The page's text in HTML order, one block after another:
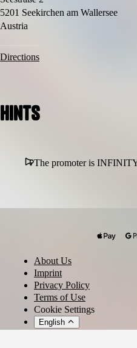
Bequeme Sportkleidung sorgt für
Parcours.
5201 Seekirchen am Wallersee
Austria
Directions
Hints
The promoter is
About Us
Imprint
Privacy Policy
Terms of Use
Cookie Settings
English